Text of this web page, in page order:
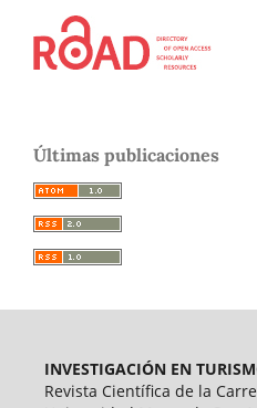
Últimas publicaciones
INVESTIGACIÓN EN
Revista Científica de la